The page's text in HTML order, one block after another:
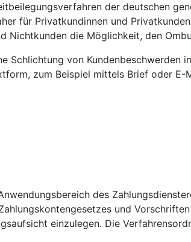
der deutschen
für Privatkundinnen und
Nichtkunden die Möglichkeit, den
Schlichtung von Kundenbeschwerden
zum Beispiel mittels Brief oder
des
und
einzulegen. Die